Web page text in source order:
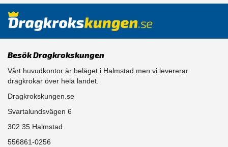
Besök Dragkrokskungen
Vårt huvudkontor är beläget i Halmstad men vi levererar
dragkrokar över hela landet.
Dragkrokskungen.se
Svartalundsvägen 6
302 35 Halmstad
556861-0256